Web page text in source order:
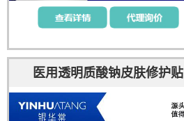
医用透明质酸钠皮肤修护贴